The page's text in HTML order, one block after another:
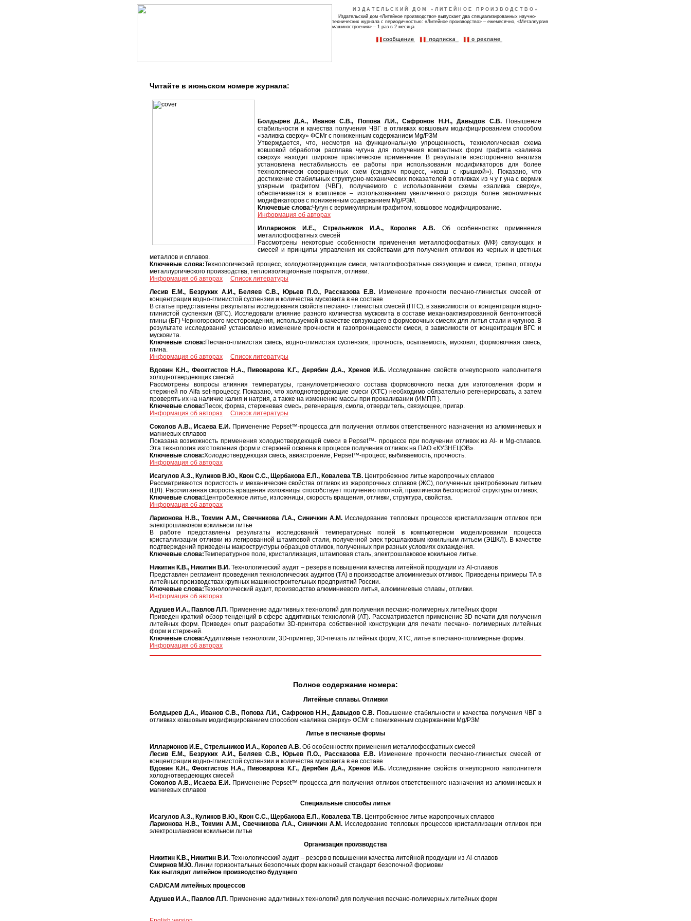
ИЗДАТЕЛЬСКИЙ ДОМ «ЛИТЕЙНОЕ ПРОИЗВОДСТВО»
Издательский дом «Литейное производство» выпускает два специализированных научно-
технических журнала с периодичностью: «Литейное производство» – ежемесячно, «Металлургия
машиностроения» – 1 раз в 2 месяца.
Читайте в июньском номере журнала:
Болдырев Д.А., Иванов С.В., Попова Л.И., Сафронов Н.Н., Давыдов С.В.Повышение
стабильности и качества получения ЧВГ в отливках ковшовым модифицированием способом
«заливка сверху» ФСМг с пониженным содержанием Mg/РЗМ
Утверждается, что, несмотря на функциональную упрощенность, технологическая схема
ковшовой обработки расплава чугуна для получения компактных форм графита «заливка
сверху» находит широкое практическое применение. В результате всестороннего анализа
установлена нестабильность ее работы при использовании модификаторов для более
технологически совершенных схем (сэндвич процесс, «ковш с крышкой»). Показано, что
достижение стабильных структурно-механических показателей в отливках из ч у г уна с вермик
улярным графитом (ЧВГ), получаемого с использованием схемы «заливка сверху»,
обеспечивается в комплексе – использованием увеличенного расхода более экономичных
модификаторов с пониженным содержанием Mg/РЗМ.
Ключевые слова:Чугун с вермикулярным графитом, ковшовое модифицирование.
Информация об авторах
Илларионов И.Е., Стрельников И.А., Королев А.В. Об особенностях применения
металлофосфатных смесей
Рассмотрены некоторые особенности применения металлофосфатных (МФ) связующих и
смесей и принципы управления их свойствами для получения отливок из черных и цветных
металлов и сплавов.
Ключевые слова:Технологический процесс, холоднотвердеющие смеси, металлофосфатные связующие и смеси, трепел, отходы
металлургического производства, теплоизоляционные покрытия, отливки.
Информация об авторах
Список литературы
Лесив Е.М., Безруких А.И., Беляев С.В., Юрьев П.О., Рассказова Е.В.Изменение прочности песчано-глинистых смесей от
концентрации водно-глинистой суспензии и количества мусковита в ее составе
В статье представлены результаты исследования свойств песчано- глинистых смесей (ПГС), в зависимости от концентрации водно-
глинистой суспензии (ВГС). Исследовали влияние разного количества мусковита в составе механоактивированной бентонитовой
глины (БГ) Черногорского месторождения, используемой в качестве связующего в формовочных смесях для литья стали и чугунов. В
результате исследований установлено изменение прочности и газопроницаемости смеси, в зависимости от концентрации ВГС и
мусковита.
Ключевые слова: Песчано-глинистая смесь, водно-глинистая суспензия, прочность, осыпаемость, мусковит, формовочная смесь,
глина.
Информация об авторах
Список литературы
Вдовин К.Н., Феоктистов Н.А., Пивоварова К.Г., Дерябин Д.А., Хренов И.Б.Исследование свойств огнеупорного наполнителя
холоднотвердеющих смесей
Рассмотрены вопросы влияния температуры, гранулометрического состава формовочного песка для изготовления форм и
стержней по Alfa set-процессу. Показано, что холоднотвердеющие смеси (ХТС) необходимо обязательно регенерировать, а затем
проверять их на наличие калия и натрия, а также на изменение массы при прокаливании (ИМПП ).
Ключевые слова: Песок, форма, стержневая смесь, регенерация, смола, отвердитель, связующее, пригар.
Информация об авторах
Список литературы
Соколов А.В., Исаева Е.И. Применение Pepset™-процесса для получения отливок ответственного назначения из алюминиевых и
магниевых сплавов
Показана возможность применения холоднотвердеющей смеси в Pepset™- процессе при получении отливок из Al- и Mg-сплавов.
Эта технология изготовления форм и стержней освоена в процессе получения отливок на ПАО «КУЗНЕЦОВ».
Ключевые слова:Холоднотвердеющая смесь, авиастроение, Pepset™-процесс, выбиваемость, прочность.
Информация об авторах
Исагулов А.З., Куликов В.Ю., Квон С.С., Щербакова Е.П., Ковалева Т.В. Центробежное литье жаропрочных сплавов
Рассматриваются пористость и механические свойства отливок из жаропрочных сплавов (ЖС), полученных центробежным литьем
(ЦЛ). Рассчитанная скорость вращения изложницы способствует получению плотной, практически беспористой структуры отливок.
Ключевые слова: Центробежное литье, изложницы, скорость вращения, отливки, структура, свойства.
Информация об авторах
Ларионова Н.В., Токмин А.М., Свечникова Л.А., Синичкин А.М. Исследование тепловых процессов кристаллизации отливок при
электрошлаковом кокильном литье
В работе представлены результаты исследований температурных полей в компьютерном моделировании процесса
кристаллизации отливки из легированной штамповой стали, полученной элек трошлаковым кокильным литьем (ЭШКЛ). В качестве
подтверждений приведены макроструктуры образцов отливок, полученных при разных условиях охлаждения.
Ключевые слова:Температурное поле, кристаллизация, штамповая сталь, электрошлаковое кокильное литье.
Никитин К.В., Никитин В.И. Технологический аудит – резерв в повышении качества литейной продукции из Al-сплавов
Представлен регламент проведения технологических аудитов (ТА) в производстве алюминиевых отливок. Приведены примеры ТА в
литейных производствах крупных машиностроительных предприятий России.
Ключевые слова:Технологический аудит, производство алюминиевого литья, алюминиевые сплавы, отливки.
Информация об авторах
Адушев И.А., Павлов Л.П. Применение аддитивных технологий для получения песчано-полимерных литейных форм
Приведен краткий обзор тенденций в сфере аддитивных технологий (АТ). Рассматривается применение 3D-печати для получения
литейных форм. Приведен опыт разработки 3D-принтера собственной конструкции для печати песчано- полимерных литейных
форм и стержней.
Ключевые слова:Аддитивные технологии, 3D-принтер, 3D-печать литейных форм, ХТС, литье в песчано-полимерные формы.
Информация об авторах
Полное содержание номера:
Литейные сплавы. Отливки
Болдырев Д.А., Иванов С.В., Попова Л.И., Сафронов Н.Н., Давыдов С.В. Повышение стабильности и качества получения ЧВГ в
отливках ковшовым модифицированием способом «заливка сверху» ФСМг с пониженным содержанием Mg/РЗМ
Литье в песчаные формы
Илларионов И.Е., Стрельников И.А., Королев А.В. Об особенностях применения металлофосфатных смесей
Лесив Е.М., Безруких А.И., Беляев С.В., Юрьев П.О., Рассказова Е.В.Изменение прочности песчано-глинистых смесей от
концентрации водно-глинистой суспензии и количества мусковита в ее составе
Вдовин К.Н., Феоктистов Н.А., Пивоварова К.Г., Дерябин Д.А., Хренов И.Б.Исследование свойств огнеупорного наполнителя
холоднотвердеющих смесей
Соколов А.В., Исаева Е.И. Применение Pepset™-процесса для получения отливок ответственного назначения из алюминиевых и
магниевых сплавов
Специальные способы литья
Исагулов А.З., Куликов В.Ю., Квон С.С., Щербакова Е.П., Ковалева Т.В. Центробежное литье жаропрочных сплавов
Ларионова Н.В., Токмин А.М., Свечникова Л.А., Синичкин А.М. Исследование тепловых процессов кристаллизации отливок при
электрошлаковом кокильном литье
Организация производства
Никитин К.В., Никитин В.И. Технологический аудит – резерв в повышении качества литейной продукции из Al-сплавов
Смирнов М.Ю. Линии горизонтальных безопочных форм как новый стандарт безопочной формовки
Как выглядит литейное производство будущего
CAD/CAM литейных процессов
Адушев И.А., Павлов Л.П. Применение аддитивных технологий для получения песчано-полимерных литейных форм